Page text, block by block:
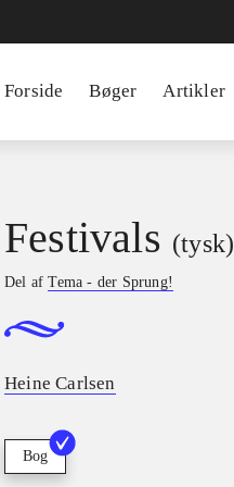
Forside Bøger Artikler
Festivals (tysk)
Del afTema - der Sprung!
Heine Carlsen
Bog